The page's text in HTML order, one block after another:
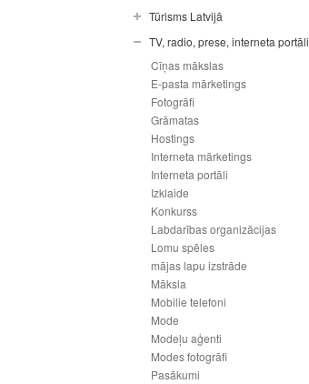
Tūrisms Latvijā
TV, radio, prese, interneta portāli
Cīņas mākslas
E-pasta mārketings
Fotogrāfi
Grāmatas
Hostings
Interneta mārketings
Interneta portāli
Izklaide
Konkurss
Labdarības organizācijas
Lomu spēles
mājas lapu izstrāde
Māksla
Mobilie telefoni
Mode
Modeļu aģenti
Modes fotogrāfi
Pasākumi